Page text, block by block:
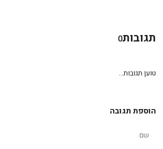
תגובות0
טוען תגובות...
הוספת תגובה